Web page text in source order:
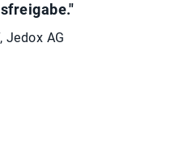
Jedox AG